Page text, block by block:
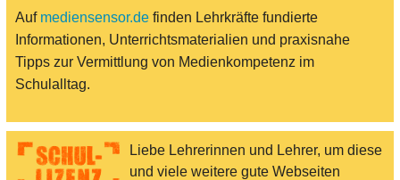
Auf mediensensor.de finden Lehrkräfte fundierte
Informationen, Unterrichtsmaterialien und praxisnahe
Tipps zur Vermittlung von Medienkompetenz im
Schulalltag.
Liebe Lehrerinnen und Lehrer, um diese
und viele weitere gute Webseiten